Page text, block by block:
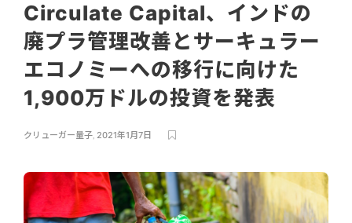
Circulate Capital、インドの
廃プラ管理改善とサーキュラー
エコノミーへの移行に向けた
1,900万ドルの投資を発表
クリューガー量子, 2021年1月7日